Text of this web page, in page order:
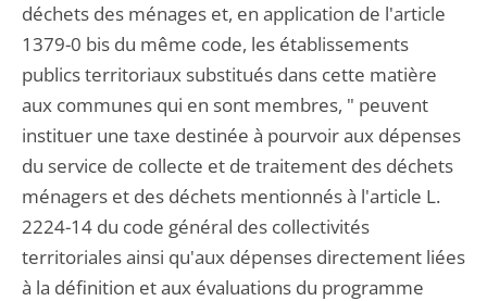
déchets des ménages et, en application de l'article
1379-0 bis du même code, les établissements
publics territoriaux substitués dans cette matière
aux communes qui en sont membres, " peuvent
instituer une taxe destinée à pourvoir aux dépenses
du service de collecte et de traitement des déchets
ménagers et des déchets mentionnés à l'article L.
2224-14 du code général des collectivités
territoriales ainsi qu'aux dépenses directement liées
à la définition et aux évaluations du programme